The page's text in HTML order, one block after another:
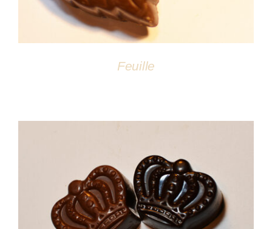
Feuille
DÉTAILS